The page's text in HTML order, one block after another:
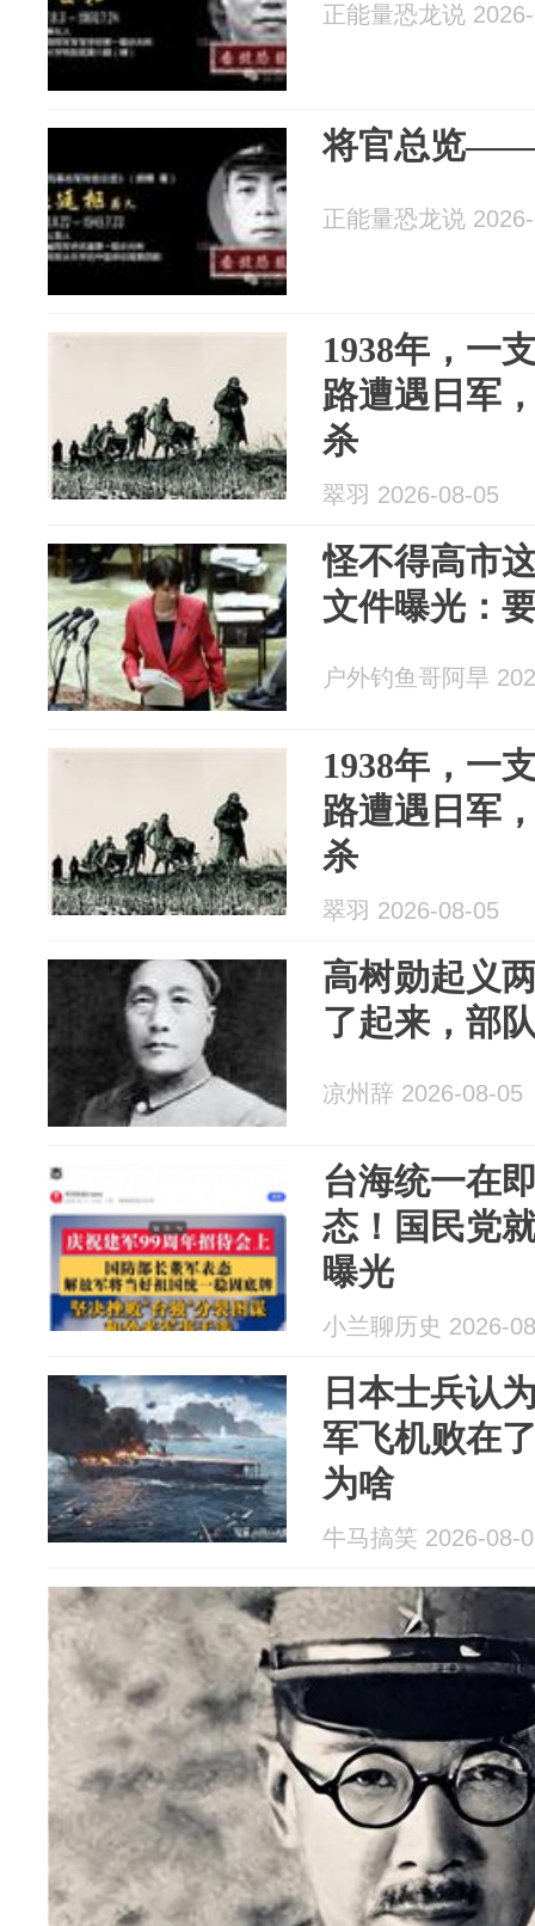
正能量恐龙说
将官总览
正能量恐龙说
1938年，一
路遭遇日军
杀
翠羽 2026-08-05
怪不得高市
文件曝光：
户外钓鱼哥阿旱
1938年，一
路遭遇日军
杀
翠羽 2026-08-05
高树勋起义
了起来，部
凉州辞 2026-08-05
台海统一在
态！国民党
曝光
小兰聊历史 2026-
日本士兵认
军飞机败在
为啥
牛马搞笑 2026-08-